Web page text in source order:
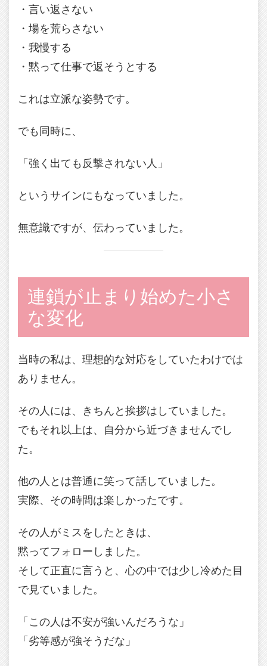
・言い返さない
・場を荒らさない
・我慢する
・黙って仕事で返そうとする
これは立派な姿勢です。
でも同時に、
「強く出ても反撃されない人」
というサインにもなっていました。
無意識ですが、伝わっていました。
連鎖が止まり始めた小さ
な変化
当時の私は、理想的な対応をしていたわけでは
ありません。
その人には、きちんと挨拶はしていました。
でもそれ以上は、自分から近づきませんでし
た。
他の人とは普通に笑って話していました。
実際、その時間は楽しかったです。
その人がミスをしたときは、
黙ってフォローしました。
そして正直に言うと、心の中では少し冷めた目
で見ていました。
「この人は不安が強いんだろうな」
「劣等感が強そうだな」